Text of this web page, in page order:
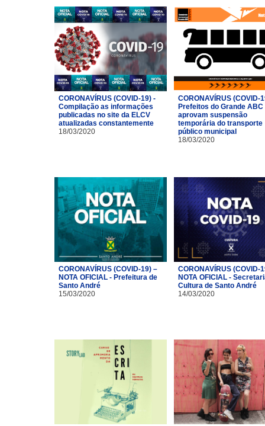
CORONAVÍRUS (COVID-19) -
Compilação as informações
publicadas no site da ELCV
atualizadas constantemente
18/03/2020
CORONAVÍRUS (COVID-
Prefeitos do Grande ABC
aprovam suspensão
temporária do transporte
público municipal
18/03/2020
CORONAVÍRUS (COVID-19) –
NOTA OFICIAL - Prefeitura de
Santo André
15/03/2020
CORONAVÍRUS (COVID-
NOTA OFICIAL -
Cultura de Santo André
14/03/2020